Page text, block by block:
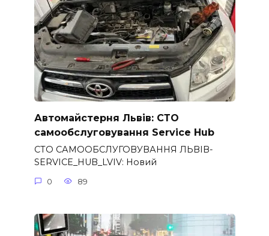
Автомайстерня Львів: СТО
самообслуговування Service Hub
СТО САМООБСЛУГОВУВАННЯ ЛЬВІВ-
SERVICE_HUB_LVIV: Новий
0 89